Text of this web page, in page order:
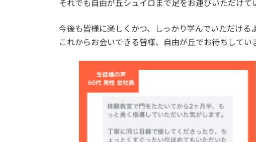
今後も皆様に楽しくかつ、しっかり学んでいただけ
これからお会いできる皆様、自由が丘でお待ちしてい